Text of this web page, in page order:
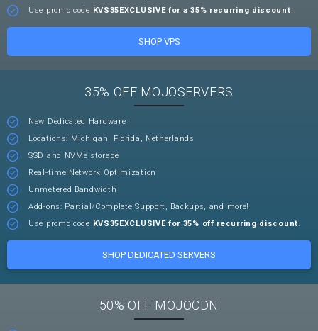
Use promo code KVS35EXCLUSIVE for a 35% recurring discount.
SHOP VPS
35% OFF MOJOSERVERS
New Dedicated Hardware
Locations: Michigan, Florida, Netherlands
SSD and NVMe storage
Real-time Network Optimization
Unmetered Bandwidth
Add-ons: Partial/Complete Support, Backups, and more!
Use promo code KVS35EXCLUSIVE for 35% off recurring discount.
SHOP DEDICATED SERVERS
50% OFF MOJOCDN